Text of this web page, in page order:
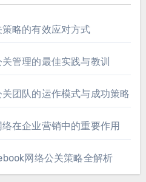
略的有效应对方式
管理的最佳实践与教训
团队的运作模式与成功策略
在企业营销中的重要作用
网络公关策略全解析